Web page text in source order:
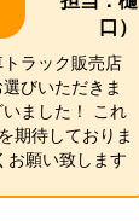
口）
ラック販売店
びいただきま
ました！ これ
期待しておりま
お願い致します